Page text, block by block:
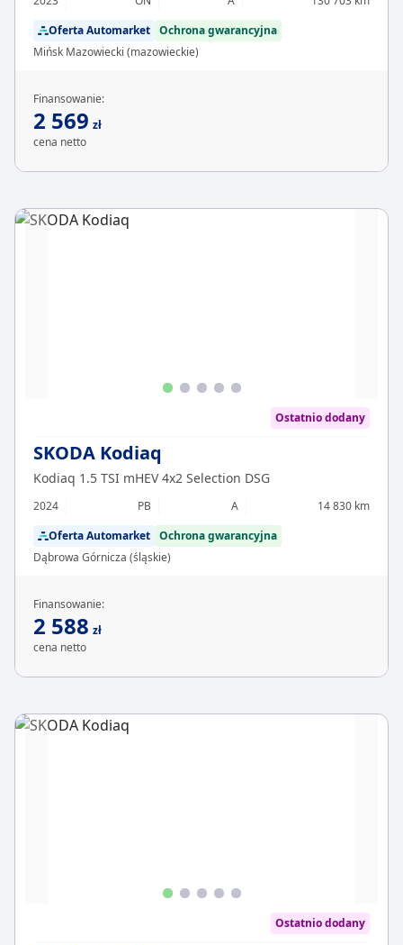
Oferta Automarket Ochrona gwarancyjna
Mińsk Mazowiecki (mazowieckie)
Finansowanie:
2 569 zł
cena netto
Ostatnio dodany
SKODA Kodiaq
Kodiaq 1.5 TSI mHEV 4x2 Selection DSG
2024 PB A
14 830 km
Oferta Automarket Ochrona gwarancyjna
Dąbrowa Górnicza (śląskie)
Finansowanie:
2 588 zł
cena netto
Ostatnio dodany